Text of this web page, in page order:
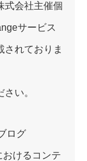
式会社主催個
サービス
されておりま
い。
ログ
おけるコンテ